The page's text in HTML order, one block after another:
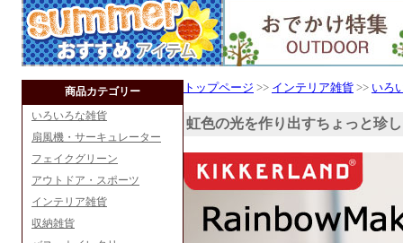
商品カテゴリー
いろいろな雑貨
扇風機・サーキュレーター
フェイクグリーン
アウトドア・スポーツ
インテリア雑貨
収納雑貨
トップページ >> インテリア雑貨 >> いろ
虹色の光を作り出すちょっと珍